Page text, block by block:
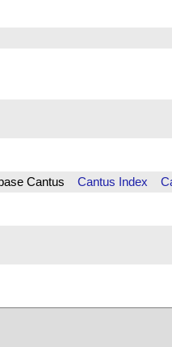
Cantus Cantus Index